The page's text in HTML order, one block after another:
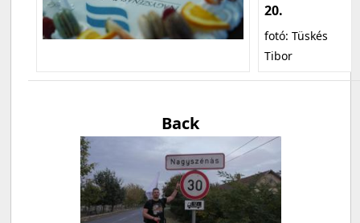
20.
fotó: Tüskés
Tibor
Back